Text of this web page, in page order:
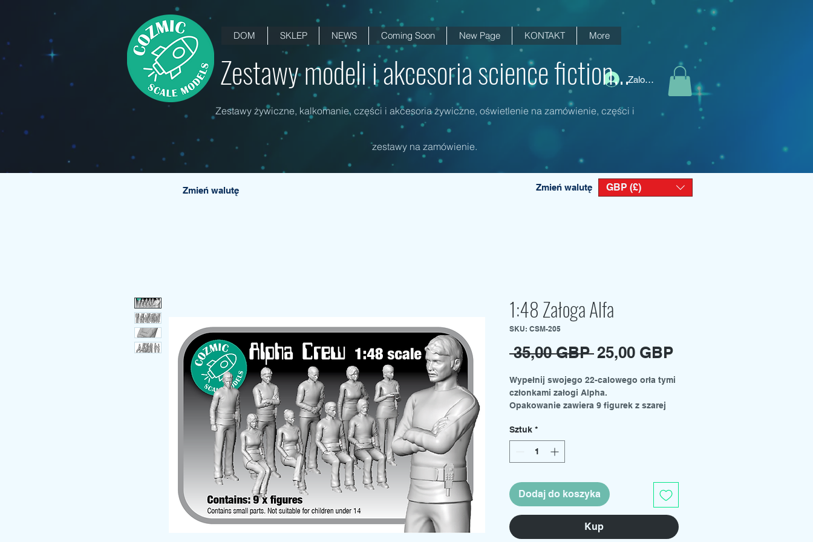
DOM SKLEP NEWS Coming Soon New Page KONTAKT More
Zaloguj się
Zestawy modeli i akcesoria science fiction...
Zestawy żywiczne, kalkomanie, części i akcesoria żywiczne, oświetlenie na zamówienie, części i
zestawy na zamówienie.
Zmień walutę Zmień walutę GBP (£)
1:48 Załoga Alfa
SKU: CSM-205
35,00 GBP Regularna
25,00 GBPCena
Wypełnij swojego 22-calowego orła tymi
członkami załogi Alpha.
Opakowanie zawiera 9 figurek z szarej
Sztuk *
Dodaj do koszyka
Kup